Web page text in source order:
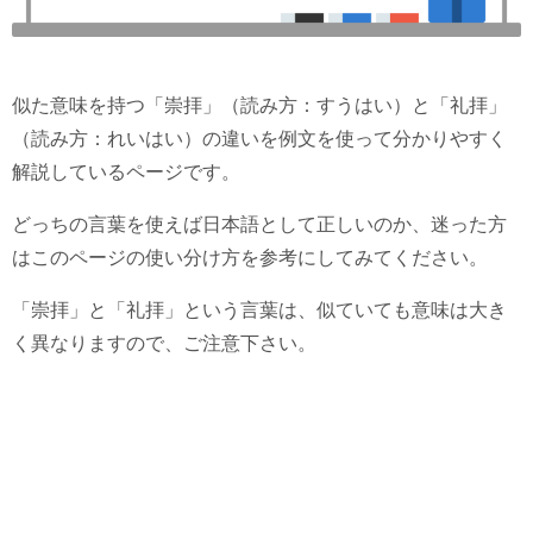
似た意味を持つ「崇拝」（読み方：すうはい）と「礼拝」
（読み方：れいはい）の違いを例文を使って分かりやすく
解説しているページです。
どっちの言葉を使えば日本語として正しいのか、迷った方
はこのページの使い分け方を参考にしてみてください。
「崇拝」と「礼拝」という言葉は、似ていても意味は大き
く異なりますので、ご注意下さい。